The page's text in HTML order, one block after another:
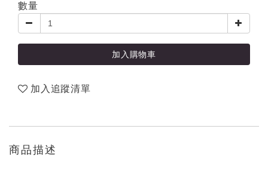
數量
加入購物車
加入追蹤清單
商品描述